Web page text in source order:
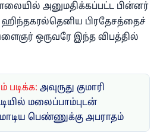
அனுமதிக்கப்பட்ட பின்னர்
ஹிந்தகரல்தெனிய பிரதேசத்தைச்
ஒருவரே இந்த விபத்தில்
படிக்க: அவுருது குமாரி
மலைப்பாம்புடன்
பெண்ணுக்கு அபராதம்